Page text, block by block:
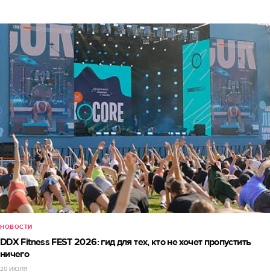
НОВОСТИ
DDX Fitness FEST 2026: гид для тех, кто не хочет пропустить
ничего
20 ИЮЛЯ